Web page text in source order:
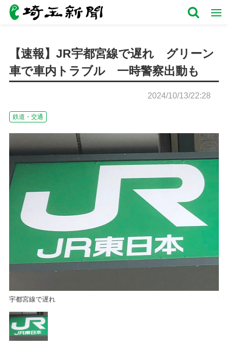
【速報】JR宇都宮線で遅れ グリーン
車で車内トラブル 一時警察出動も
2024/10/13/22:28
鉄道・交通
宇都宮線で遅れ